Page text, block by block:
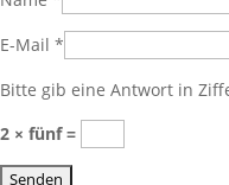
E-Mail *
Bitte gib eine Antwort in
2 × fünf =